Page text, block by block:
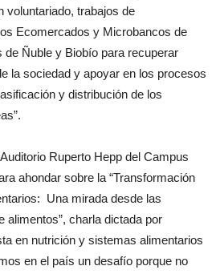
voluntariado, trabajos de
Ecomercados y Microbancos de
de Ñuble y Biobío para recuperar
la sociedad y apoyar en los procesos
y distribución de los
Ruperto Hepp del Campus
ahondar sobre la “Transformación
Una mirada desde las
alimentos”, charla dictada por
en nutrición y sistemas alimentarios
en el país un desafío porque no